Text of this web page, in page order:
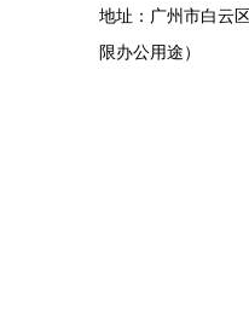
地址：广州市白云
限办公用途）